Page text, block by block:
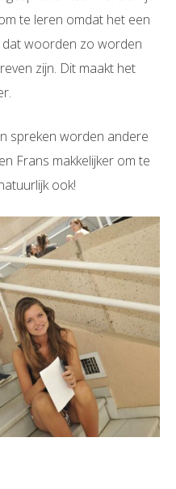
te leren omdat het een
woorden zo worden
zijn. Dit maakt het
spreken worden andere
Frans makkelijker om te
ook!